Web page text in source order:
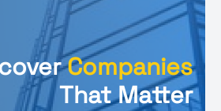
Companies
That Matter